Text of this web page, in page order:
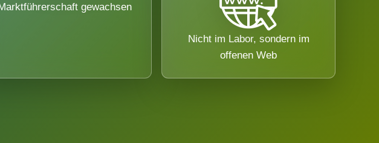
gewachsen
Nicht im Labor, sondern im
offenen Web